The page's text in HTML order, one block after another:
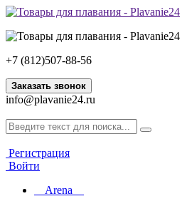
+7 (812)507-88-56
Заказать звонок
info@plavanie24.ru
Регистрация
Войти
Arena